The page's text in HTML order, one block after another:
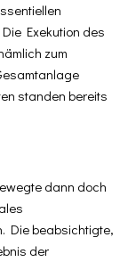
Exekution des
zum
standen bereits
dann doch
Die beabsichtigte,
der